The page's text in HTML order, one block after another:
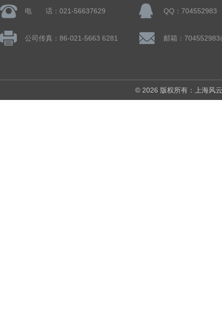
电 话：021-56637629 QQ：704552983
公司传真：86-021-5663 6281 邮箱：
© 2026 版权所有：上海风